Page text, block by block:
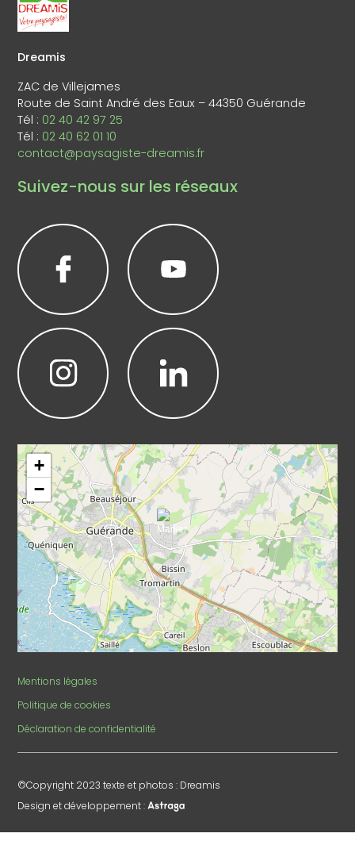
Dreamis
ZAC de Villejames
Route de Saint André des Eaux – 44350 Guérande
Tél : 02 40 42 97 25
Tél : 02 40 62 01 10
contact@paysagiste-dreamis.fr
Suivez-nous sur les réseaux
+
−
Mentions légales
Politique de cookies
Déclaration de confidentialité
©Copyright 2023 texte et photos : Dreamis
Design et développement :